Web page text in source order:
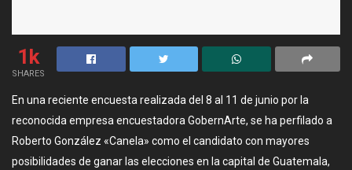
1k
SHARES
En una reciente encuesta realizada del 8 al 11 de junio por la
reconocida empresa encuestadora GobernArte, se ha perfilado a
Roberto González «Canela» como el candidato con mayores
posibilidades de ganar las elecciones en la capital de Guatemala,